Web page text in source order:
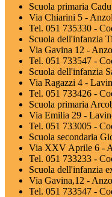
Scuola primaria
Via Chiarini 5 -
Tel. 051 735330 -
Scuola dell'infanzia
Via Gavina 12 -
Tel. 051 733547 -
Scuola dell'infanzia
Via Ragazzi 4 -
Tel. 051 733426 -
Scuola primaria
Via Emilia 29 -
Tel. 051 733005 -
Scuola secondaria
Via XXV Aprile 6 -
Tel. 051 733233 -
Scuola dell'infanzia
Via Gavina,12 -
Tel. 051 733547 -